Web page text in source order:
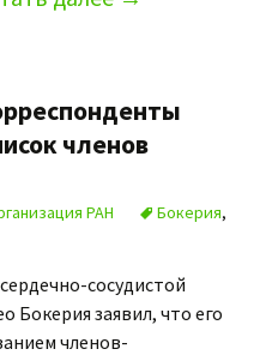
членов
РАН Бокерия,
сосудистой
Бокерия заявил, что его
членов-